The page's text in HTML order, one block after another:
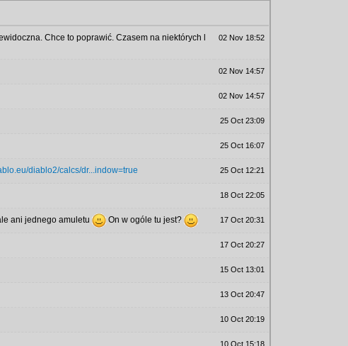
Chce to poprawić. Czasem na niektórych l
02 Nov 18:52
02 Nov 14:57
02 Nov 14:57
25 Oct 23:09
25 Oct 16:07
diablo2/calcs/dr...indow=true 25 Oct 12:21
18 Oct 22:05
ani jednego amuletu On w ogóle tu jest? 17 Oct 20:31
17 Oct 20:27
15 Oct 13:01
13 Oct 20:47
10 Oct 20:19
10 Oct 15:18